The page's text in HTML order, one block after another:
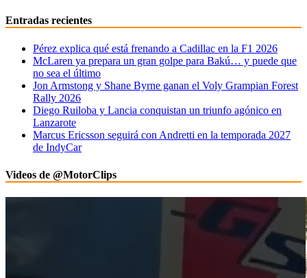
Entradas recientes
Pérez explica qué está frenando a Cadillac en la F1 2026
McLaren ya prepara un gran golpe para Bakú… y puede que
no sea el último
Jon Armstong y Shane Byrne ganan el Voly Grampian Forest
Rally 2026
Diego Ruiloba y Lancia conquistan un triunfo agónico en
Lanzarote
Marcus Ericsson seguirá con Andretti en la temporada 2027
de IndyCar
Videos de @MotorClips